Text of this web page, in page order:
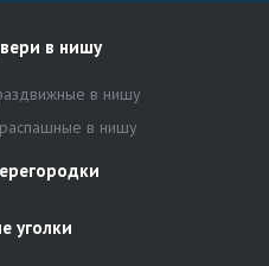
в нишу
в нишу
в нишу
уголки